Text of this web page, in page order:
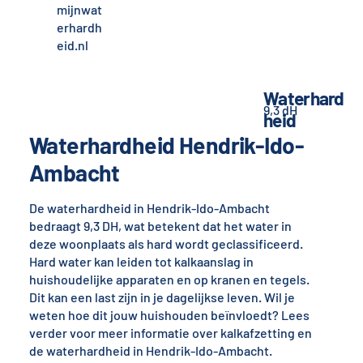
mijnwat
erhardh
eid.nl
Waterhardheid Hendrik-Ido-
Ambacht
De waterhardheid in Hendrik-Ido-Ambacht
bedraagt 9,3 DH, wat betekent dat het water in
deze woonplaats als hard wordt geclassificeerd.
Hard water kan leiden tot kalkaanslag in
huishoudelijke apparaten en op kranen en tegels.
Dit kan een last zijn in je dagelijkse leven. Wil je
weten hoe dit jouw huishouden beïnvloedt? Lees
verder voor meer informatie over kalkafzetting en
de waterhardheid in Hendrik-Ido-Ambacht.
Waterhard
heid
9,3 dH